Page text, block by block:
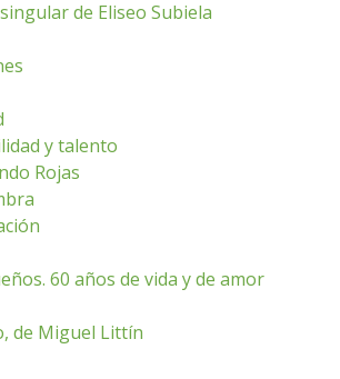
de Eliseo Subiela
y talento
Rojas
60 años de vida y de amor
de Miguel Littín